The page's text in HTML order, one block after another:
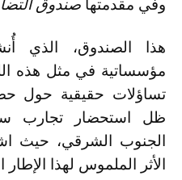
وفي مقدمتها صندوق
هذا الصندوق، الذي
مؤسساتية في مثل هذه
تساؤلات حقيقية حول
ظل استحضار تجارب
الجنوب الشرقي، حيث
الأثر الملموس لهذا الإطار